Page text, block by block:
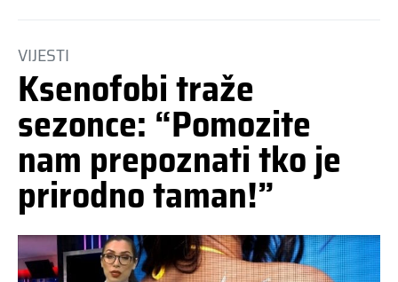
VIJESTI
Ksenofobi traže
sezonce: “Pomozite
nam prepoznati tko je
prirodno taman!”